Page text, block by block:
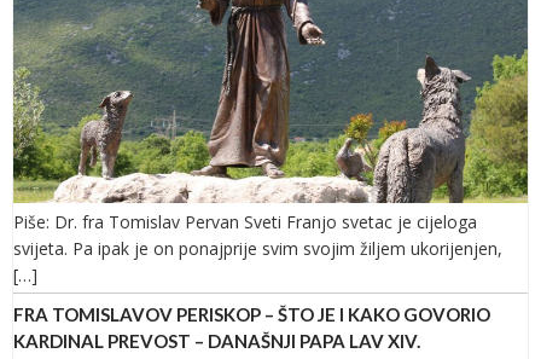
Piše: Dr. fra Tomislav Pervan Sveti Franjo svetac je cijeloga
svijeta. Pa ipak je on ponajprije svim svojim žiljem ukorijenjen,
[…]
FRA TOMISLAVOV PERISKOP – ŠTO JE I KAKO GOVORIO
KARDINAL PREVOST – DANAŠNJI PAPA LAV XIV.